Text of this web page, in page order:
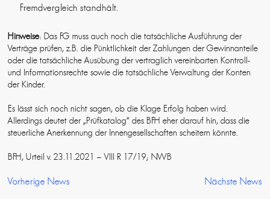
Fremdvergleich standhält.
Hinweise: Das FG muss auch noch die tatsächliche Ausführung der
Verträge prüfen, z.B. die Pünktlichkeit der Zahlungen der Gewinnanteile
oder die tatsächliche Ausübung der vertraglich vereinbarten Kontroll-
und Informationsrechte sowie die tatsächliche Verwaltung der Konten
der Kinder.
Es lässt sich noch nicht sagen, ob die Klage Erfolg haben wird.
Allerdings deutet der „Prüfkatalog“ des BFH eher darauf hin, dass die
steuerliche Anerkennung der Innengesellschaften scheitern könnte.
BFH, Urteil v. 23.11.2021 – VIII R 17/19; NWB
Vorherige News Nächste News